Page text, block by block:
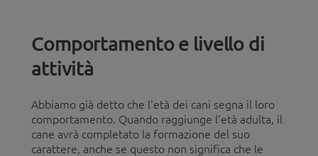
Comportamento e livello di
attività
Abbiamo già detto che l'età dei cani segna il loro
comportamento. Quando raggiunge l'età adulta, il
cane avrà completato la formazione del suo
carattere, anche se questo non significa che le